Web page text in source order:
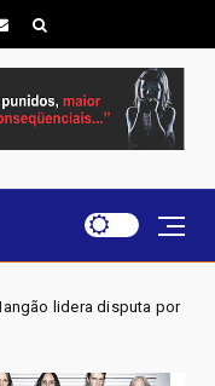
vaga na Alego em Novo